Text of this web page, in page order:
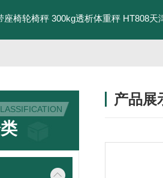
座椅轮椅秤 300kg透析体重秤 HT808天
产品展